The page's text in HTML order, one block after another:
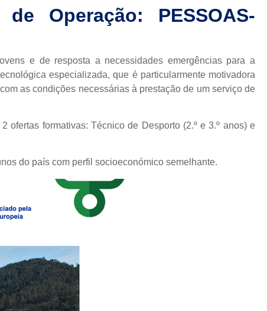
de Operação: PESSOAS-
e de resposta a necessidades emergências para a
especializada, que é particularmente motivadora
as condições necessárias à prestação de um serviço de
ofertas formativas: Técnico de Desporto (2.º e 3.º anos) e
do país com perfil socioeconómico semelhante.